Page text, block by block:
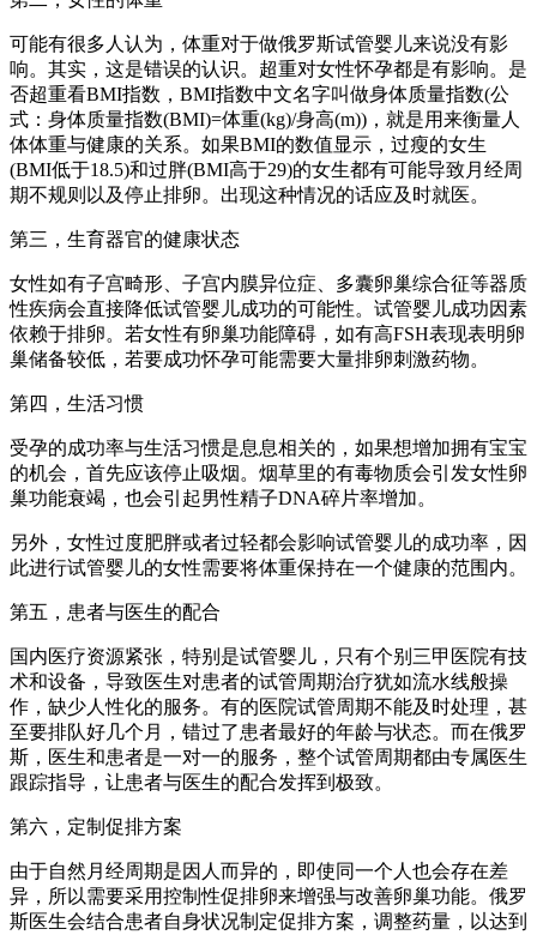
可能有很多人认为，体重对于做俄罗斯试管婴儿来说没有影
响。其实，这是错误的认识。超重对女性怀孕都是有影响。是
否超重看BMI指数，BMI指数中文名字叫做身体质量指数(公
式：身体质量指数(BMI)=体重(kg)/身高(m))，就是用来衡量人
体体重与健康的关系。如果BMI的数值显示，过瘦的女生
(BMI低于18.5)和过胖(BMI高于29)的女生都有可能导致月经周
期不规则以及停止排卵。出现这种情况的话应及时就医。
第三，生育器官的健康状态
女性如有子宫畸形、子宫内膜异位症、多囊卵巢综合征等器质
性疾病会直接降低试管婴儿成功的可能性。试管婴儿成功因素
依赖于排卵。若女性有卵巢功能障碍，如有高FSH表现表明卵
巢储备较低，若要成功怀孕可能需要大量排卵刺激药物。
第四，生活习惯
受孕的成功率与生活习惯是息息相关的，如果想增加拥有宝宝
的机会，首先应该停止吸烟。烟草里的有毒物质会引发女性卵
巢功能衰竭，也会引起男性精子DNA碎片率增加。
另外，女性过度肥胖或者过轻都会影响试管婴儿的成功率，因
此进行试管婴儿的女性需要将体重保持在一个健康的范围内。
第五，患者与医生的配合
国内医疗资源紧张，特别是试管婴儿，只有个别三甲医院有技
术和设备，导致医生对患者的试管周期治疗犹如流水线般操
作，缺少人性化的服务。有的医院试管周期不能及时处理，甚
至要排队好几个月，错过了患者最好的年龄与状态。而在俄罗
斯，医生和患者是一对一的服务，整个试管周期都由专属医生
跟踪指导，让患者与医生的配合发挥到极致。
第六，定制促排方案
由于自然月经周期是因人而异的，即使同一个人也会存在差
异，所以需要采用控制性促排卵来增强与改善卵巢功能。俄罗
斯医生会结合患者自身状况制定促排方案，调整药量，以达到